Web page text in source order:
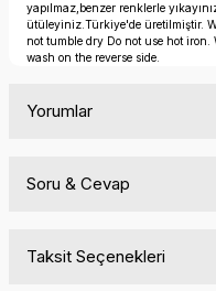
yapılmaz,benzer renklerle
ütüleyiniz.Türkiye'de üretilmiştir.
not tumble dry Do not use hot
wash on the reverse side.
Yorumlar
Soru & Cevap
Taksit Seçenekleri